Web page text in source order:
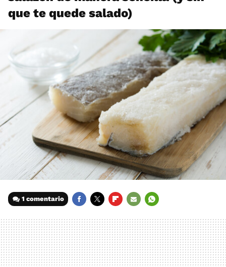
que te quede salado)
1 comentario
MAIL